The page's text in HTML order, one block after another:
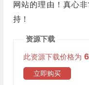
网站的理由！真心
持！
资源下载
此资源下载价格为 6
立即购买